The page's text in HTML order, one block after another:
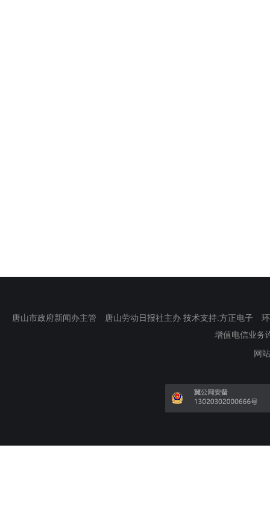
唐山市政府新闻办主管 唐山劳动日报社主办 技术支持:方正电子
增值电信业务
网